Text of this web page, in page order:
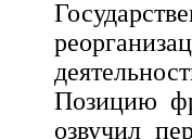
Позицию
озвучил